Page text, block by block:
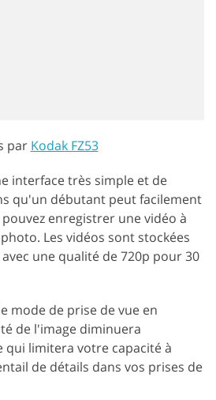
par Kodak FZ53
interface très simple et de
qu'un débutant peut facilement
enregistrer une vidéo à
Les vidéos sont stockées
une qualité de 720p pour 30
mode de prise de vue en
de l'image diminuera
limitera votre capacité à
de détails dans vos prises de